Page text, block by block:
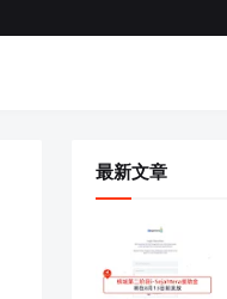
最新文章